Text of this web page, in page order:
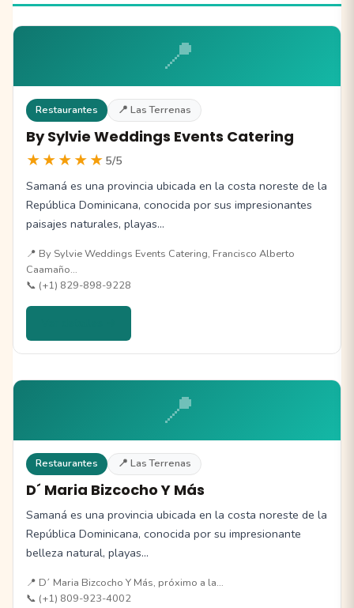
📍
Restaurantes 📍 Las Terrenas
By Sylvie Weddings Events Catering
★★★★★ 5/5
Samaná es una provincia ubicada en la costa noreste de la
República Dominicana, conocida por sus impresionantes
paisajes naturales, playas…
📍 By Sylvie Weddings Events Catering, Francisco Alberto
Caamaño…
📞 (+1) 829-898-9228
📍
Restaurantes 📍 Las Terrenas
D´ Maria Bizcocho Y Más
Samaná es una provincia ubicada en la costa noreste de la
República Dominicana, conocida por su impresionante
belleza natural, playas…
📍 D´ Maria Bizcocho Y Más, próximo a la…
📞 (+1) 809-923-4002